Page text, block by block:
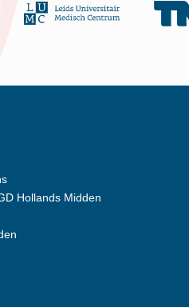
Hollands Midden